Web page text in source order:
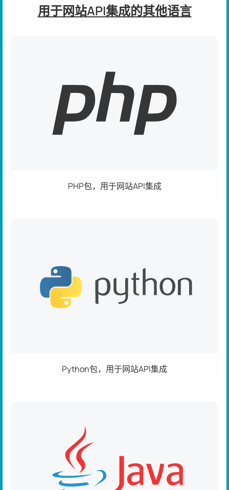
用于网站API集成的其他语言
PHP包，用于网站API集成
Python包，用于网站API集成